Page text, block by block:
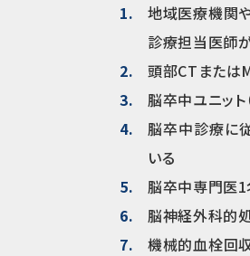
地域医療機関
診療担当医師
頭部CTまたは
脳卒中ユニット
脳卒中診療に
いる
脳卒中専門医1
脳神経外科的
機械的血栓回